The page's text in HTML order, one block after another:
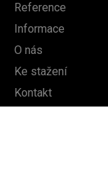
Reference
Informace
O nás
Ke stažení
Kontakt